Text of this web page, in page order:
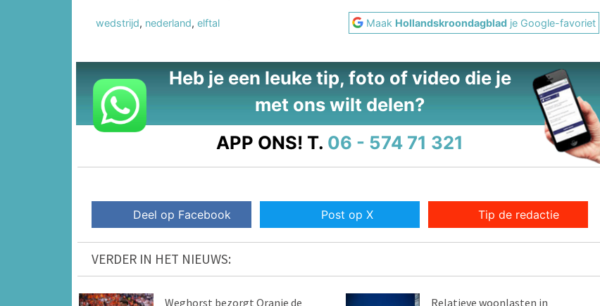
wedstrijd, nederland, elftal Maak Hollandskroondagblad je Google-favoriet
Heb je een leuke tip, foto of video die je
met ons wilt delen?
APP ONS! T. 06 - 574 71 321
Deel op Facebook Post op X Tip de redactie
VERDER IN HET NIEUWS:
Weghorst bezorgt Oranje de Relatieve woonlasten in